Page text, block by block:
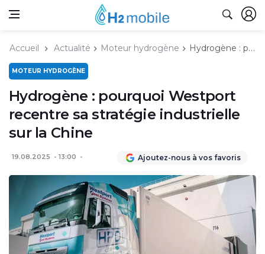
Accueil Actualité Moteur hydrogène Hydrogène : pourquoi Westport recentre sa stratégie industrielle sur la Chine
MOTEUR HYDROGÈNE
Hydrogène : pourquoi Westport
recentre sa stratégie industrielle
sur la Chine
19.08.2025 13:00 Ajoutez-nous à vos favoris